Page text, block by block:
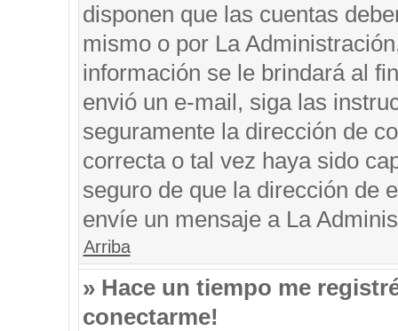
disponen que las cuentas
mismo o por La
información se le brindará al
envió un e-mail, siga las
seguramente la dirección de
correcta o tal vez haya sido
seguro de que la dirección de
envíe un mensaje a La
Arriba
» Hace un tiempo me
conectarme!